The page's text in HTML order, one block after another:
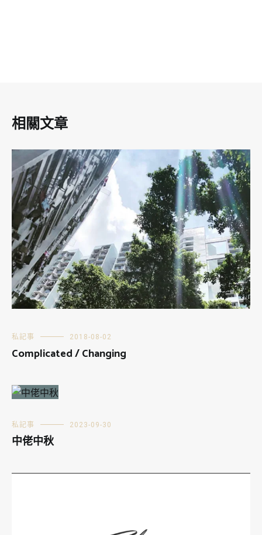
相關文章
私記事 2018-08-02
Complicated / Changing
私記事 2023-09-30
中佬中秋